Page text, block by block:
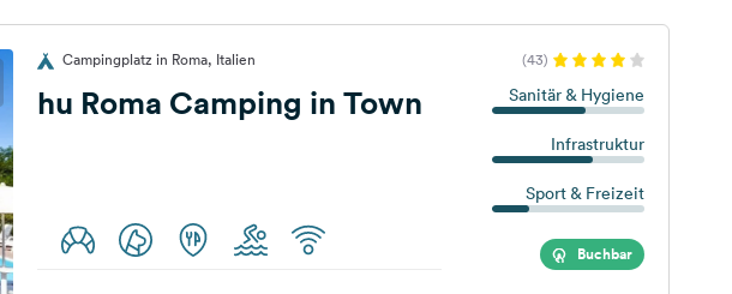
Campingplatz in Roma, Italien (43)
hu Roma Camping in Town Sanitär & Hygiene
Infrastruktur
Sport & Freizeit
Buchbar